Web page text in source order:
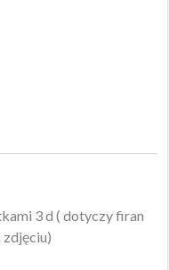
3 d ( dotyczy firan
zdjęciu)